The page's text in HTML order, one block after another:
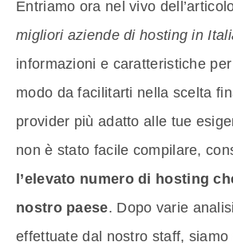
Entriamo ora nel vivo
migliori aziende di hosting in
informazioni e caratteristiche
modo da facilitarti nella scelta
provider più adatto alle tue
non è stato facile compilare,
l’elevato numero di hosting
nostro paese. Dopo varie
effettuate dal nostro staff,